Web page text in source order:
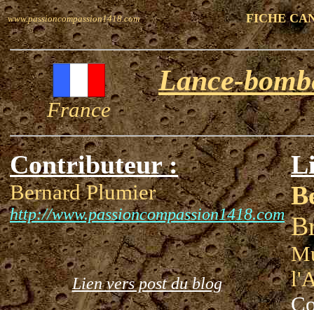
www.passioncompassion1418.com FICHE
France
Lance-
Contributeur :
Bernard Plumier
http://www.passioncompassion1418.com
Lien vers post du blog